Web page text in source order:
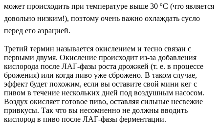
может происходить при температуре выше 30 оС (что является
довольно низким!), поэтому очень важно охлаждать сусло
перед его аэрацией.
Третий термин называется окислением и тесно связан с
первыми двумя. Окисление происходит из-за добавления
кислорода после ЛАГ-фазы роста дрожжей (т. е. в процессе
брожения) или когда пиво уже сброжено. В таком случае,
эффект будет похожим, если вы оставите свой мини кег с
пивом в течение нескольких дней под воздушным насосом.
Воздух окисляет готовое пиво, оставляя сильные несвежие
привкусы. Так что вы несомненно не должны вводить
кислород в пиво после ЛАГ-фазы ферментации.